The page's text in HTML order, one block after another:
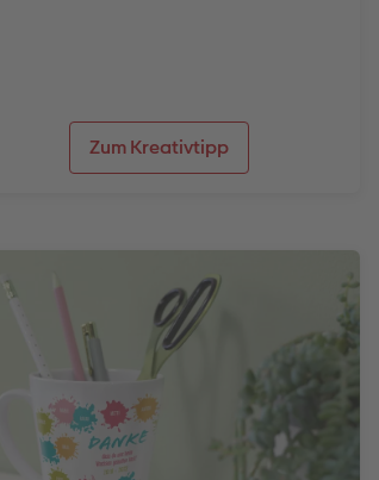
Zum Kreativtipp